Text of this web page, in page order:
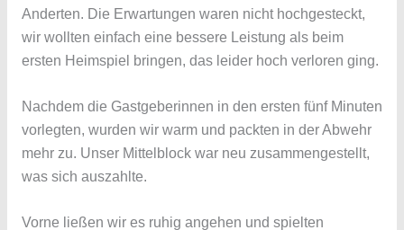
Anderten. Die Erwartungen waren nicht hochgesteckt,
wir wollten einfach eine bessere Leistung als beim
ersten Heimspiel bringen, das leider hoch verloren ging.
Nachdem die Gastgeberinnen in den ersten fünf Minuten
vorlegten, wurden wir warm und packten in der Abwehr
mehr zu. Unser Mittelblock war neu zusammengestellt,
was sich auszahlte.
Vorne ließen wir es ruhig angehen und spielten